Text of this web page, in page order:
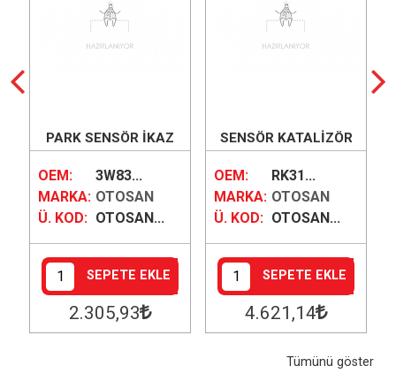
PARK SENSÖR İKAZ
OEM:
3W83...
MARKA: OTOSAN
Ü. KOD: OTOSAN...
SEPETE EKLE
2.305,93
SENSÖR KATALİZÖR
OEM:
RK31...
MARKA: OTOSAN
Ü. KOD: OTOSAN...
SEPETE EKLE
4.621 ,14
Tümünü göster